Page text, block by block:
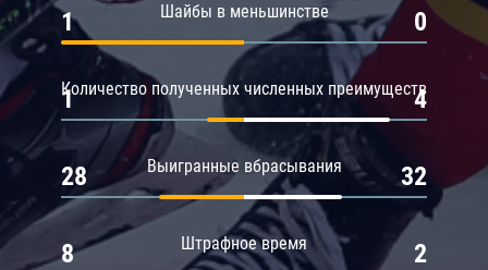
Шайбы в меньшинстве
1 0
Количество полученных численных преимуществ
1 4
Выигранные вбрасывания
28 32
Штрафное время
8 2